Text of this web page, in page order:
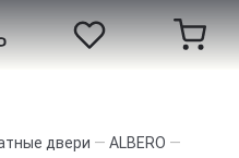
двери — ALBERO —